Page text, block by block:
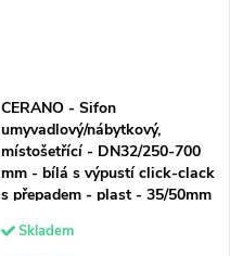
CERANO - Sifon
umyvadlový/nábytkový,
místošetřící - DN32/250-700
mm - bílá s výpustí click-clack
s přepadem - plast - 35/50mm
Skladem